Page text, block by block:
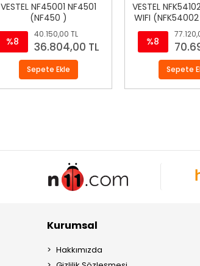
VESTEL NF45001 NF4501
(NF450 )
%8
40.150,00 TL
36.804,00 TL
Sepete Ekle
VESTEL
WIFI (NFK54002
WIFI)
%8
Sepete
Kurumsal
Hakkımızda